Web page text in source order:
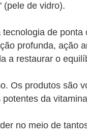
de vidro).
tecnologia de
profunda,
a restaurar o
Os produtos são
da
no meio de